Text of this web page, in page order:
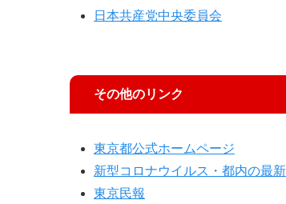
日本共産党中央委員会
その他のリンク
東京都公式ホームページ
新型コロナウイルス・都内の最
東京民報